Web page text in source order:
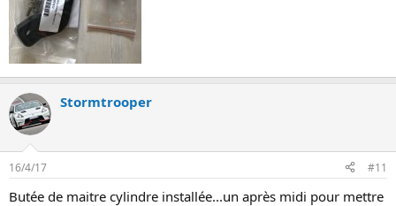
Stormtrooper
16/4/17 #11
Butée de maitre cylindre installée...un après midi pour mettre